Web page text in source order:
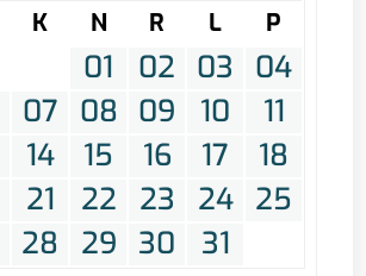
K N R L P
01 02 03
04
07 08 09 10
11
14 15 16 17
18
21 22 23 24 25
28 29 30 31